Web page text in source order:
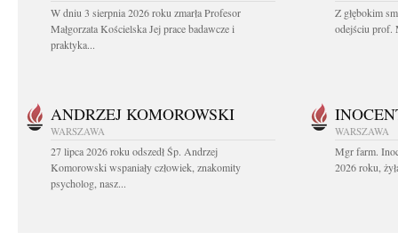
W dniu 3 sierpnia 2026 roku zmarła Profesor
Małgorzata Kościelska Jej prace badawcze i
praktyka...
Z głębokim
odejściu prof.
ANDRZEJ KOMOROWSKI
WARSZAWA
27 lipca 2026 roku odszedł Śp. Andrzej
Komorowski wspaniały człowiek, znakomity
psycholog, nasz...
WARSZAWA
Mgr farm.
2026 roku,